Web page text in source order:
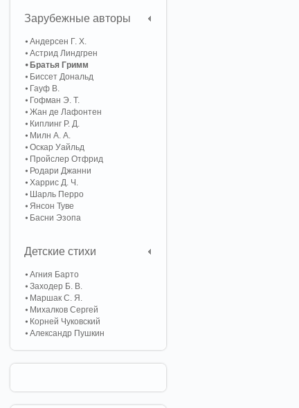
Зарубежные авторы
Андерсен Г. Х.
Астрид Линдгрен
Братья Гримм
Биссет Дональд
Гауф В.
Гофман Э. Т.
Жан де Лафонтен
Киплинг Р. Д.
Милн А. А.
Оскар Уайльд
Пройслер Отфрид
Родари Джанни
Харрис Д. Ч.
Шарль Перро
Янсон Туве
Басни Эзопа
Детские стихи
Агния Барто
Заходер Б. В.
Маршак С. Я.
Михалков Сергей
Корней Чуковский
Александр Пушкин